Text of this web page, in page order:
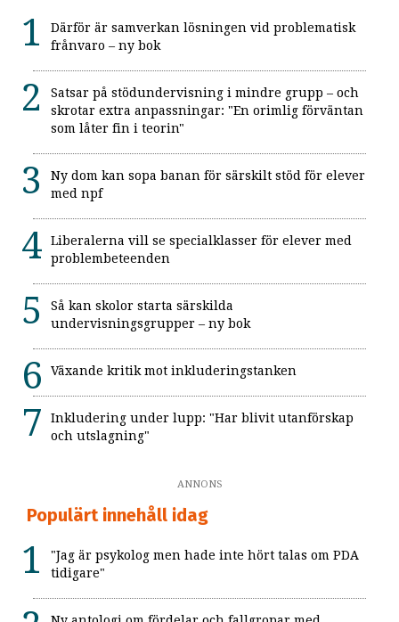
Därför är samverkan lösningen vid problematisk
frånvaro – ny bok
Satsar på stödundervisning i mindre grupp – och
skrotar extra anpassningar: "En orimlig förväntan
som låter fin i teorin"
Ny dom kan sopa banan för särskilt stöd för elever
med npf
Liberalerna vill se specialklasser för elever med
problembeteenden
Så kan skolor starta särskilda
undervisningsgrupper – ny bok
Växande kritik mot inkluderingstanken
Inkludering under lupp: "Har blivit utanförskap
och utslagning"
ANNONS
Populärt innehåll idag
"Jag är psykolog men hade inte hört talas om PDA
tidigare"